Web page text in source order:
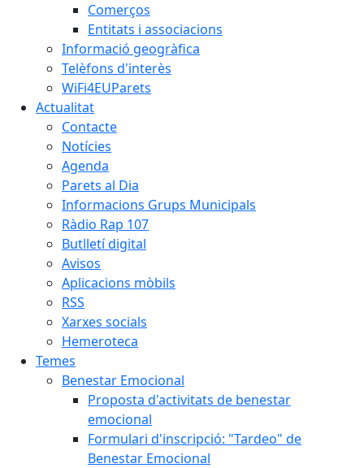
Comerços
Entitats i associacions
Informació geogràfica
Telèfons d'interès
WiFi4EUParets
Actualitat
Contacte
Notícies
Agenda
Parets al Dia
Informacions Grups Municipals
Ràdio Rap 107
Butlletí digital
Avisos
Aplicacions mòbils
RSS
Xarxes socials
Hemeroteca
Temes
Benestar Emocional
Proposta d'activitats de benestar
emocional
Formulari d'inscripció: "Tardeo" de
Benestar Emocional